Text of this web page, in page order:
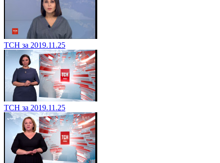
ТСН за 2019.11.25
ТСН за 2019.11.25